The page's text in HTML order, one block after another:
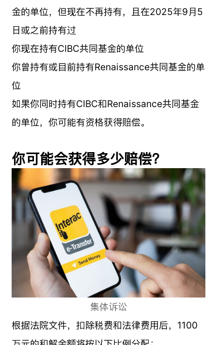
金的单位，但现在不再持有，且在2025年9月5
日或之前持有过
你现在持有CIBC共同基金的单位
你曾持有或目前持有Renaissance共同基金的单
位
如果你同时持有CIBC和Renaissance共同基金
的单位，你可能有资格获得赔偿。
你可能会获得多少赔偿？
集体诉讼
根据法院文件，扣除税费和法律费用后，1100